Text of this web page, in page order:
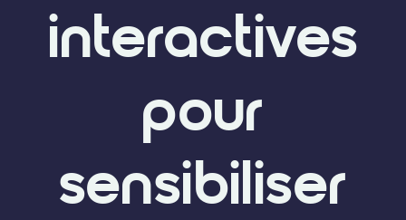
interactives
pour
sensibiliser